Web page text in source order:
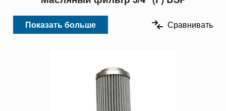
Показать больше Сравнивать